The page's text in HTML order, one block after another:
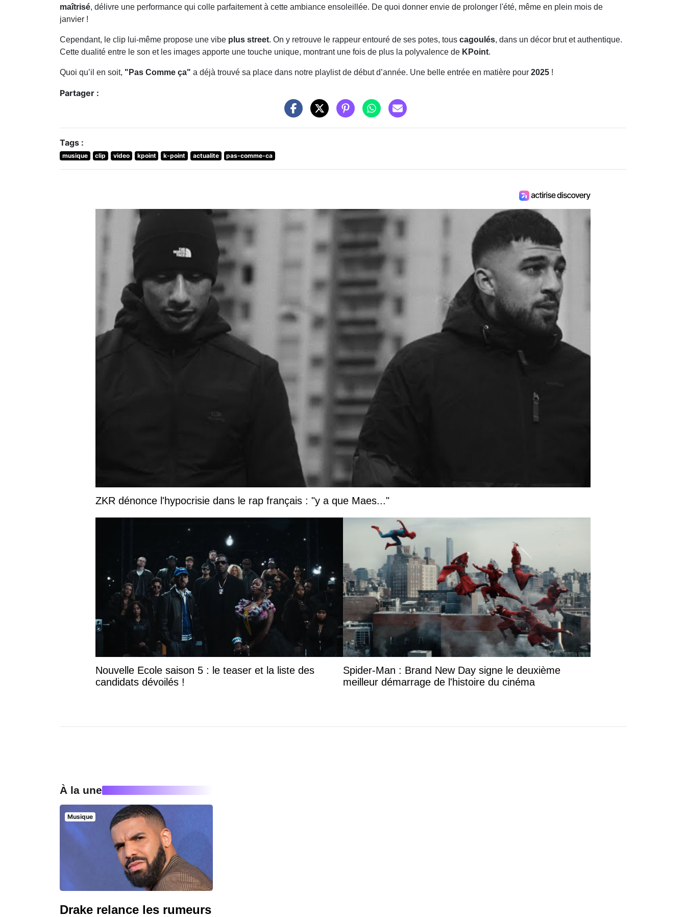
maîtrisé, délivre une performance qui colle parfaitement à cette ambiance ensoleillée. De quoi donner envie de prolonger l'été, même en plein mois de
janvier !
Cependant, le clip lui-même propose une vibe plus street. On y retrouve le rappeur entouré de ses potes, tous cagoulés, dans un décor brut et authentique.
Cette dualité entre le son et les images apporte une touche unique, montrant une fois de plus la polyvalence de KPoint.
Quoi qu’il en soit, "Pas Comme ça" a déjà trouvé sa place dans notre playlist de début d’année. Une belle entrée en matière pour 2025 !
Partager :
Tags :
musique clip video kpoint k-point actualite pas-comme-ca
ZKR dénonce l'hypocrisie dans le rap français : "y a que Maes..."
Nouvelle Ecole saison 5 : le teaser et la liste des
candidats dévoilés !
Spider-Man : Brand New Day signe le deuxième
meilleur démarrage de l'histoire du cinéma
À la une
Musique
Drake relance les rumeurs